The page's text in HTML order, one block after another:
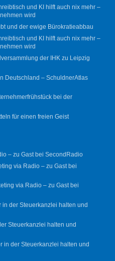
und KI hilft auch nix mehr –
wird
und der ewige Bürokratieabbau
und KI hilft auch nix mehr –
wird
der IHK zu Leipzig
Deutschland – SchuldnerAtlas
bei der
für einen freien Geist
– zu Gast bei SecondRadio
via Radio – zu Gast bei
via Radio – zu Gast bei
in der Steuerkanzlei halten und
Steuerkanzlei halten und
in der Steuerkanzlei halten und